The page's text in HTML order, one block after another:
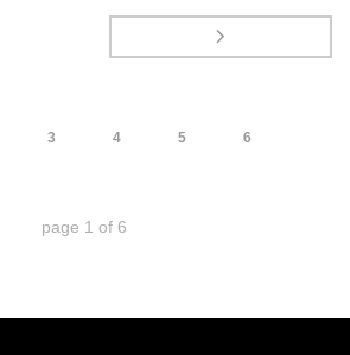
3 4 5 6
page 1 of 6